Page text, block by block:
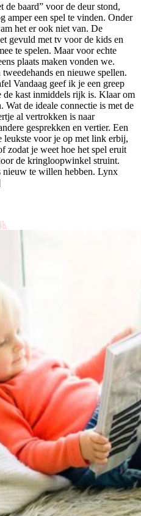
de baard” voor de deur stond,
amper een spel te vinden. Onder
het er ook niet van. De
gevuld met tv voor de kids en
te spelen. Maar voor echte
plaats maken vonden we.
en nieuwe spellen.
Vandaag geef ik je een greep
kast inmiddels rijk is. Klaar om
Wat de ideale connectie is met de
al vertrokken is naar
gesprekken en vertier. Een
leukste voor je op met link erbij,
zodat je weet hoe het spel eruit
de kringloopwinkel struint.
nieuw te willen hebben. Lynx